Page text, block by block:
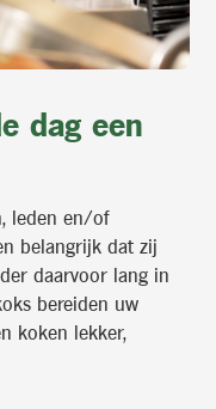
dag een
leden en/of
belangrijk dat zij
daarvoor lang in
bereiden uw
koken lekker,